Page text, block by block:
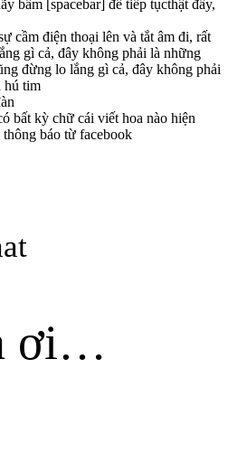
bấm [spacebar] để tiếp tụcthật đấy,
cầm điện thoại lên và tắt âm đi, rất
gì cả, đây không phải là những
đừng lo lắng gì cả, đây không phải
hú tim
bất kỳ chữ cái viết hoa nào hiện
báo từ facebook
ơi…